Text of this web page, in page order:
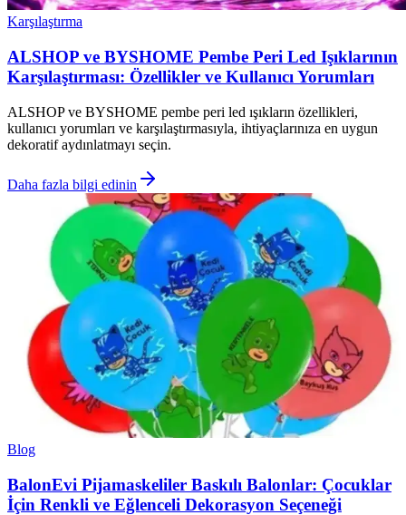
Karşılaştırma
ALSHOP ve BYSHOME Pembe Peri Led Işıklarının
Karşılaştırması: Özellikler ve Kullanıcı Yorumları
ALSHOP ve BYSHOME pembe peri led ışıkların özellikleri,
kullanıcı yorumları ve karşılaştırmasıyla, ihtiyaçlarınıza en uygun
dekoratif aydınlatmayı seçin.
Daha fazla bilgi edinin
Blog
BalonEvi Pijamaskeliler Baskılı Balonlar: Çocuklar
İçin Renkli ve Eğlenceli Dekorasyon Seçeneği